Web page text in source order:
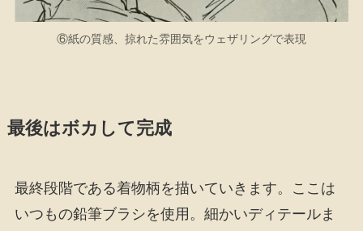
⑥紙の質感、掠れた雰囲気をウェザリングで表現
最後はボカして完成
最終段階である着物柄を描いていきます。ここは
いつもの鉛筆ブラシを使用。細かいディテールま